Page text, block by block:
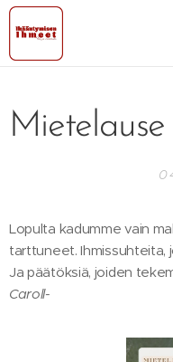
Lopulta kadumme vain
tarttuneet.
Ja päätöksiä, joiden
Caroll-